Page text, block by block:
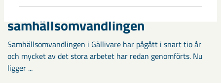
Fokus på östra Malmberget i
samhällsomvandlingen
Samhällsomvandlingen i Gällivare har pågått i snart tio år
och mycket av det stora arbetet har redan genomförts. Nu
ligger ...